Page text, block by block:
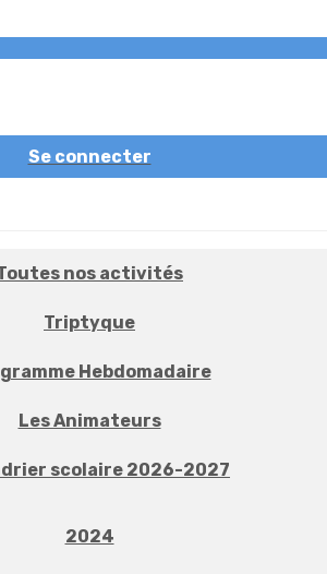
Se connecter
nos activités
Triptyque
Hebdomadaire
Les Animateurs
scolaire 2026-2027
2024